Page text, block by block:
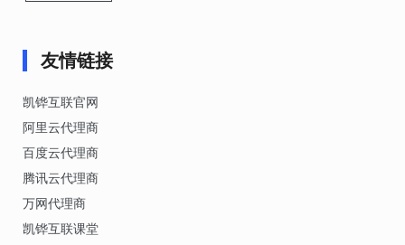
友情链接
凯铧互联官网
阿里云代理商
百度云代理商
腾讯云代理商
万网代理商
凯铧互联课堂